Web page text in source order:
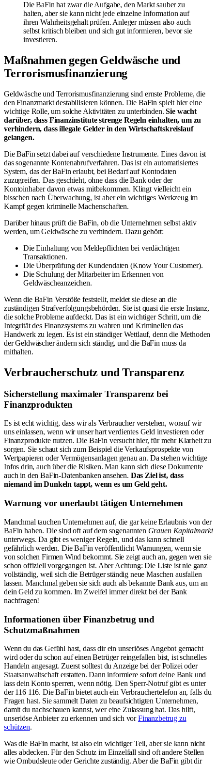
Die BaFin hat zwar die Aufgabe, den Markt sauber zu
halten, aber sie kann nicht jede einzelne Information auf
ihren Wahrheitsgehalt prüfen. Anleger müssen also auch
selbst kritisch bleiben und sich gut informieren, bevor sie
investieren.
Maßnahmen gegen Geldwäsche und
Terrorismusfinanzierung
Geldwäsche und Terrorismusfinanzierung sind ernste Probleme, die
den Finanzmarkt destabilisieren können. Die BaFin spielt hier eine
wichtige Rolle, um solche Aktivitäten zu unterbinden.Sie wacht
darüber, dass Finanzinstitute strenge Regeln einhalten, um zu
verhindern, dass illegale Gelder in den Wirtschaftskreislauf
gelangen.
Die BaFin setzt dabei auf verschiedene Instrumente. Eines davon ist
das sogenannte Kontenabrufverfahren. Das ist ein automatisiertes
System, das der BaFin erlaubt, bei Bedarf auf Kontodaten
zuzugreifen. Das geschieht, ohne dass die Bank oder der
Kontoinhaber davon etwas mitbekommen. Klingt vielleicht ein
bisschen nach Überwachung, ist aber ein wichtiges Werkzeug im
Kampf gegen kriminelle Machenschaften.
Darüber hinaus prüft die BaFin, ob die Unternehmen selbst aktiv
werden, um Geldwäsche zu verhindern. Dazu gehört:
Die Einhaltung von Meldepflichten bei verdächtigen
Transaktionen.
Die Überprüfung der Kundendaten (Know Your Customer).
Die Schulung der Mitarbeiter im Erkennen von
Geldwäscheanzeichen.
Wenn die BaFin Verstöße feststellt, meldet sie diese an die
zuständigen Strafverfolgungsbehörden. Sie ist quasi die erste Instanz,
die solche Probleme aufdeckt. Das ist ein wichtiger Schritt, um die
Integrität des Finanzsystems zu wahren und Kriminellen das
Handwerk zu legen. Es ist ein ständiger Wettlauf, denn die Methoden
der Geldwäscher ändern sich ständig, und die BaFin muss da
mithalten.
Verbraucherschutz und Transparenz
Sicherstellung maximaler Transparenz bei
Finanzprodukten
Es ist echt wichtig, dass wir als Verbraucher verstehen, worauf wir
uns einlassen, wenn wir unser hart verdientes Geld investieren oder
Finanzprodukte nutzen. Die BaFin versucht hier, für mehr Klarheit zu
sorgen. Sie schaut sich zum Beispiel die Verkaufsprospekte von
Wertpapieren oder Vermögensanlagen genau an. Da stehen wichtige
Infos drin, auch über die Risiken. Man kann sich diese Dokumente
auch in den BaFin-Datenbanken ansehen. Das Ziel ist, dass
niemand im Dunkeln tappt, wenn es um Geld geht.
Warnung vor unerlaubt tätigen Unternehmen
Manchmal tauchen Unternehmen auf, die gar keine Erlaubnis von der
BaFin haben. Die sind oft auf dem sogenannten Grauen Kapitalmarkt
unterwegs. Da gibt es weniger Regeln, und das kann schnell
gefährlich werden. Die BaFin veröffentlicht Warnungen, wenn sie
von solchen Firmen Wind bekommt. Sie zeigt auch an, gegen wen sie
schon offiziell vorgegangen ist. Aber Achtung: Die Liste ist nie ganz
vollständig, weil sich die Betrüger ständig neue Maschen ausfallen
lassen. Manchmal geben sie sich auch als bekannte Bank aus, um an
dein Geld zu kommen. Im Zweifel immer direkt bei der Bank
nachfragen!
Informationen über Finanzbetrug und
Schutzmaßnahmen
Wenn du das Gefühl hast, dass dir ein unseriöses Angebot gemacht
wird oder du schon auf einen Betrüger reingefallen bist, ist schnelles
Handeln angesagt. Zuerst solltest du Anzeige bei der Polizei oder
Staatsanwaltschaft erstatten. Dann informiere sofort deine Bank und
lass dein Konto sperren, wenn nötig. Den Sperr-Notruf gibt es unter
der 116 116. Die BaFin bietet auch ein Verbrauchertelefon an, falls du
Fragen hast. Sie sammelt Daten zu beaufsichtigten Unternehmen,
damit du nachschauen kannst, wer eine Zulassung hat. Das hilft,
unseriöse Anbieter zu erkennen und sich vorFinanzbetrug zu
schützen.
Was die BaFin macht, ist also ein wichtiger Teil, aber sie kann nicht
alles abdecken. Für den Schutz im Einzelfall sind oft andere Stellen
wie Ombudsleute oder Gerichte zuständig. Aber die BaFin gibt dir